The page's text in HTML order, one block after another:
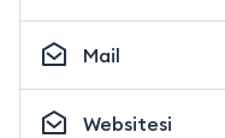
Mail
Websitesi